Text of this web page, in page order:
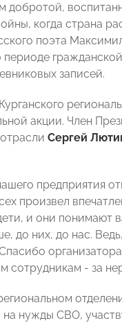
добротой,
когда страна
поэта
периоде
записей.
акции. Член
Сергей
предприятия
произвел
и они понимают
до них, до нас.
сотрудникам - за
нужды СВО,